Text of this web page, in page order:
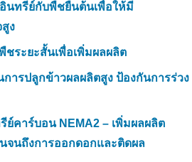
นทรีย์กับพืชยืนต้นเพื่อให้มี
ง
ระยะสั้นเพื่อเพิ่มผลผลิต
การปลูกข้าวผลผลิตสูง ป้องกันการร่วง
คาร์บอน NEMA2 – เพิ่มผลผลิต
จนถึงการออกดอกและติดผล